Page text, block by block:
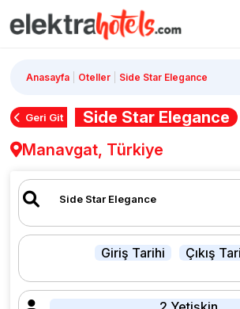
Anasayfa Oteller Side Star Elegance
Geri Git
Side Star Elegance
Manavgat, Türkiye
Giriş Tarihi Çıkış